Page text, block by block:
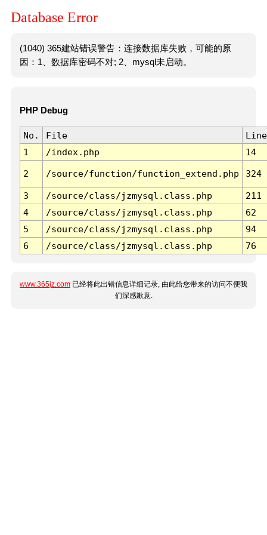
Database Error
(1040) 365建站错误警告：连接数据库失败，可能的原
因：1、数据库密码不对; 2、mysql未启动。
PHP Debug
No. File
Line
1
/index.php 14
2 /source/function/function_extend.php 324
3 /source/class/jzmysql.class.php
211
4
/source/class/jzmysql.class.php
62
5
/source/class/jzmysql.class.php
94
6
/source/class/jzmysql.class.php 76
www.365jz.com 已经将此出错信息详细记录, 由此给您带来的访问不便我
们深感歉意.